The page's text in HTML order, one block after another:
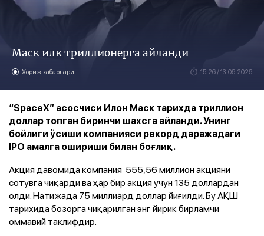
Маск илк триллионерга айланди
Хориж хабарлари 15:26 / 13.06.2026
“SpaceX” асосчиси Илон Маск тарихда триллион
доллар топган биринчи шахсга айланди. Унинг
бойлиги ўсиши компанияси рекорд даражадаги
IPO амалга ошириши билан боғлиқ.
Акция давомида компания 555,56 миллион акцияни
сотувга чиқарди ва ҳар бир акция учун 135 доллардан
олди. Натижада 75 миллиард доллар йиғилди. Бу АҚШ
тарихида бозорга чиқарилган энг йирик бирламчи
оммавий таклифдир.